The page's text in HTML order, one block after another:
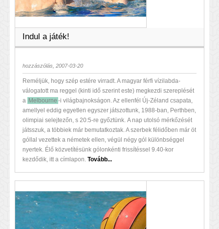
Indul a játék!
hozzászólás, 2007-03-20
Reméljük, hogy szép estére virradt. A magyar férfi vízilabda-
válogatott ma reggel (kinti idő szerint este) megkezdi szereplését
a Melbourne -i világbajnokságon. Az ellenfél Új-Zéland csapata,
amellyel eddig egyetlen egyszer játszottunk, 1988-ban, Perthben,
olimpiai selejtezőn, s 20:5-re győztünk. A nap utolsó mérkőzését
játsszuk, a többiek már bemutatkoztak. A szerbek félidőben már öt
góllal vezettek a németek ellen, végül négy gól különbséggel
nyertek. Élő közvetítésünk gólonkénti frissítéssel 9.40-kor
kezdődik, itt a címlapon. Tovább...